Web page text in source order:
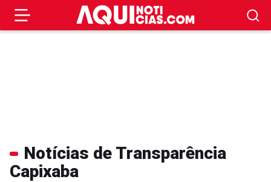
Notícias de Transparência
Capixaba